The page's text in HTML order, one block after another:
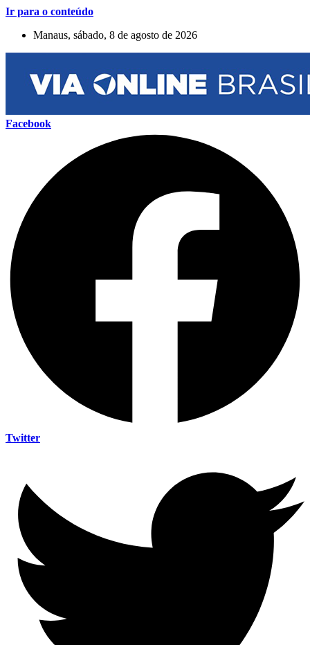
Ir para o conteúdo
Manaus, sábado, 8 de agosto de 2026
Facebook
Twitter